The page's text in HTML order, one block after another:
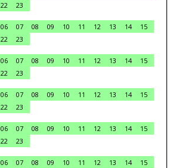
22
23
06 07 08 09 10 11 12 13 14
15
22
23
06 07 08 09 10 11 12 13 14
15
22
23
06 07 08 09 10 11 12 13 14
15
22
23
06 07 08 09 10 11 12 13 14
15
22
23
06 07 08 09 10 11 12 13 14
15